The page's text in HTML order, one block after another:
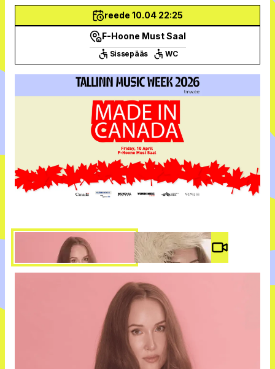
reede 10.04 22:25
F-Hoone Must Saal
Sissepääs WC
Video #